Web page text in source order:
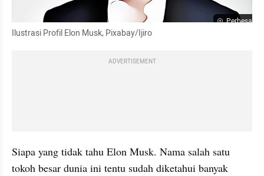
Perbesar
Ilustrasi Profil Elon Musk, Pixabay/Ijiro
ADVERTISEMENT
Siapa yang tidak tahu Elon Musk. Nama salah satu
tokoh besar dunia ini tentu sudah diketahui banyak